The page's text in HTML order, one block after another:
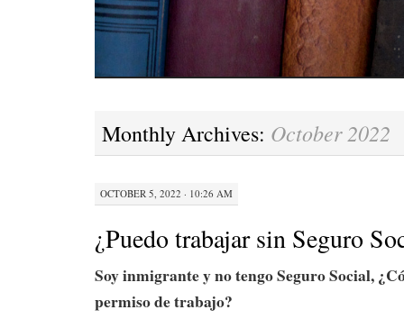
Monthly Archives: October 2022
OCTOBER 5, 2022 · 10:26 AM
¿Puedo trabajar sin Seguro
Soy inmigrante y no tengo Seguro Social,
permiso de trabajo?